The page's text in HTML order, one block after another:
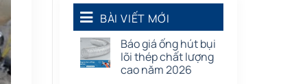
Phụ kiện nối
Quạt dân dụng (91)
Tấm cao su (7)
BÀI VIẾT MỚI
Báo giá ống hút bụi
lõi thép chất lượng
cao năm 2026